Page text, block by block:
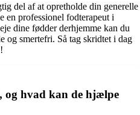
del af at opretholde din generelle
en professionel fodterapeut i
dine fødder derhjemme kan du
og smertefri. Så tag skridtet i dag
og hvad kan de hjælpe